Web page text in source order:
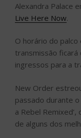
Alexandra Palace
Live Here Now.
O horário do
transmissão ficará
ingressos para a
New Order
passado durante
a Rebel
de alguns dos